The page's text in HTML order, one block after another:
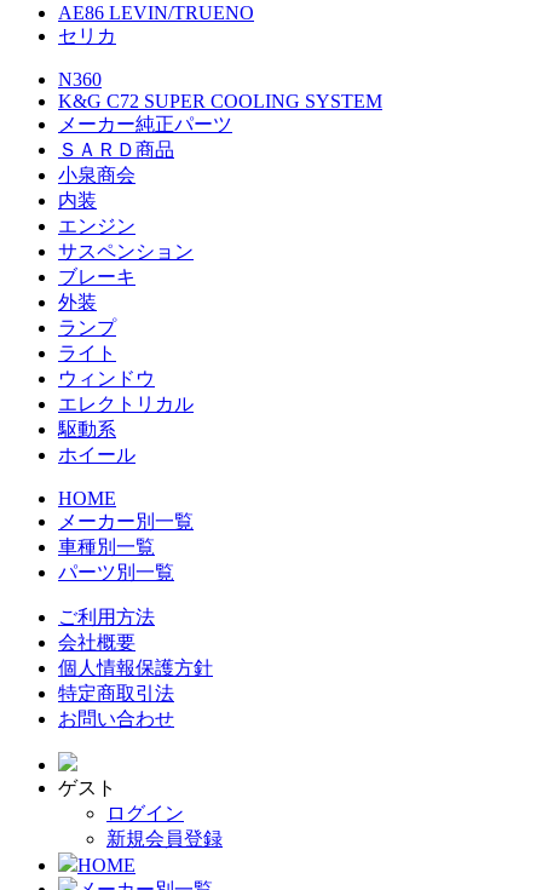
AE86 LEVIN/TRUENO
セリカ
N360
K&G C72 SUPER COOLING SYSTEM
メーカー純正パーツ
ＳＡＲＤ商品
小泉商会
内装
エンジン
サスペンション
ブレーキ
外装
ランプ
ライト
ウィンドウ
エレクトリカル
駆動系
ホイール
HOME
メーカー別一覧
車種別一覧
パーツ別一覧
ご利用方法
会社概要
個人情報保護方針
特定商取引法
お問い合わせ
ゲスト
ログイン
新規会員登録
HOME